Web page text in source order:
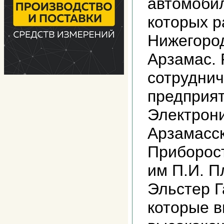
которых
Арзамас.
им П.И.
Эльстер
которые